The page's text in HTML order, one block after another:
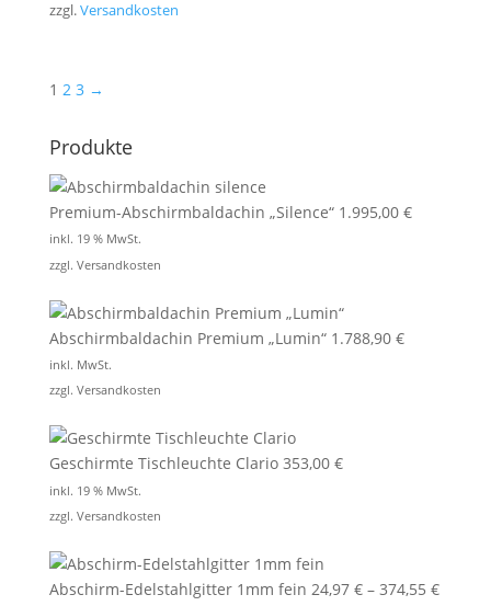
zzgl.Versandkosten
1 2 3 →
Produkte
Premium-Abschirmbaldachin „Silence“ 1.995,00 €
inkl. 19 % MwSt.
zzgl. Versandkosten
Abschirmbaldachin Premium „Lumin“ 1.788,90 €
inkl. MwSt.
zzgl. Versandkosten
Geschirmte Tischleuchte Clario 353,00 €
inkl. 19 % MwSt.
zzgl. Versandkosten
Abschirm-Edelstahlgitter 1mm fein 24,97 €– 374,55 €